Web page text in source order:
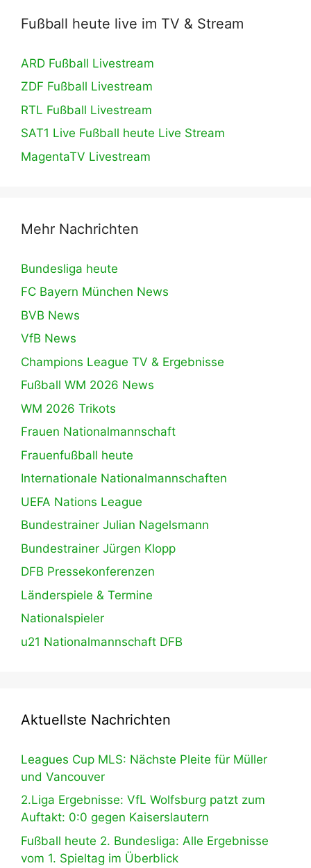
Fußball heute live im TV & Stream
ARD Fußball Livestream
ZDF Fußball Livestream
RTL Fußball Livestream
SAT1 Live Fußball heute Live Stream
MagentaTV Livestream
Mehr Nachrichten
Bundesliga heute
FC Bayern München News
BVB News
VfB News
Champions League TV & Ergebnisse
Fußball WM 2026 News
WM 2026 Trikots
Frauen Nationalmannschaft
Frauenfußball heute
Internationale Nationalmannschaften
UEFA Nations League
Bundestrainer Julian Nagelsmann
Bundestrainer Jürgen Klopp
DFB Pressekonferenzen
Länderspiele & Termine
Nationalspieler
u21 Nationalmannschaft DFB
Aktuellste Nachrichten
Leagues Cup MLS: Nächste Pleite für Müller
und Vancouver
2.Liga Ergebnisse: VfL Wolfsburg patzt zum
Auftakt: 0:0 gegen Kaiserslautern
Fußball heute 2. Bundesliga: Alle Ergebnisse
vom 1. Spieltag im Überblick